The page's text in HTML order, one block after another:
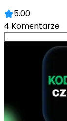
5.00
4 Komentarze